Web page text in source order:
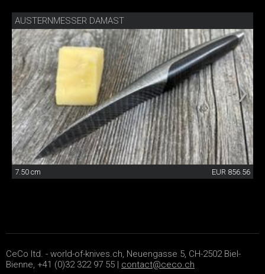
AUSTERNMESSER DAMAST
7.50 cm EUR 856.56
CeCo ltd. - world-of-knives.ch, Neuengasse 5, CH-2502 Biel-
Bienne, +41 (0)32 322 97 55 | contact@ceco.ch